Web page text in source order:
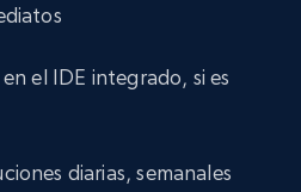
el IDE integrado, si es
diarias, semanales